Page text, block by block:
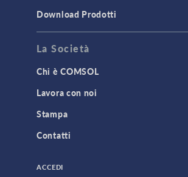
Download Prodotti
La Società
Chi è COMSOL
Lavora con noi
Stampa
Contatti
ACCEDI